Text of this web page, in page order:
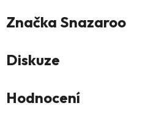
Značka Snazaroo
Diskuze
Hodnocení